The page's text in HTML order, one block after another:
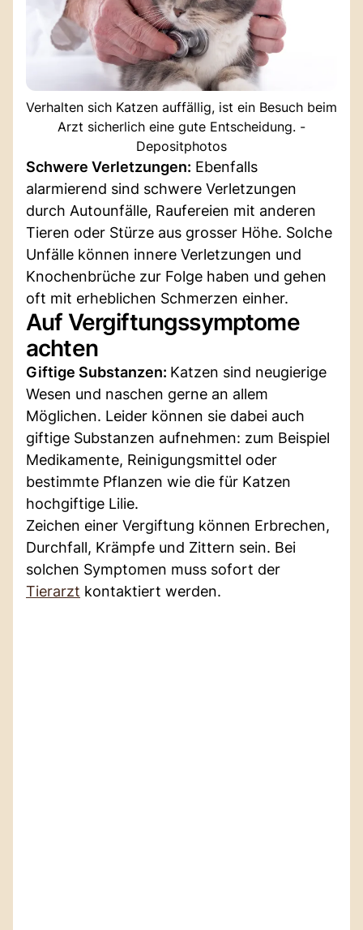
Verhalten sich Katzen auffällig, ist ein Besuch beim
Arzt sicherlich eine gute Entscheidung. -
Depositphotos
Schwere Verletzungen: Ebenfalls
alarmierend sind schwere Verletzungen
durch Autounfälle, Raufereien mit anderen
Tieren oder Stürze aus grosser Höhe. Solche
Unfälle können innere Verletzungen und
Knochenbrüche zur Folge haben und gehen
oft mit erheblichen Schmerzen einher.
Auf Vergiftungssymptome
achten
Giftige Substanzen: Katzen sind neugierige
Wesen und naschen gerne an allem
Möglichen. Leider können sie dabei auch
giftige Substanzen aufnehmen: zum Beispiel
Medikamente, Reinigungsmittel oder
bestimmte Pflanzen wie die für Katzen
hochgiftige Lilie.
Zeichen einer Vergiftung können Erbrechen,
Durchfall, Krämpfe und Zittern sein. Bei
solchen Symptomen muss sofort der
Tierarzt kontaktiert werden.